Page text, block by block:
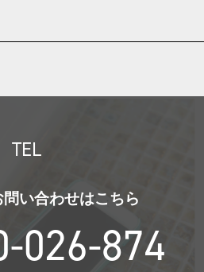
数多くの中古物件を扱って
階からリノベーションを前
工事ができなかった」とい
TEL
い合わせはこちら
026-874